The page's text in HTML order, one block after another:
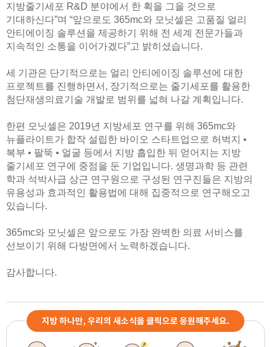
지방줄기세포 R&D 분야에서 한 획을 그을 것으로
기대하신다”며 “앞으로도 365mc와 모닛셀은 고품질 얼리
안티에이징 솔루션을 제공하기 위해 전 세계 전문가들과
지속적인 소통을 이어가겠다”고 밝히셨습니다.
세 기관은 단기적으로는 얼리 안티에이징 솔루션에 대한
프로젝트를 진행하면서, 장기적으로는 줄기세포를 활용한
첨단재생의료기술 개발로 범위를 넓혀 나갈 계획입니다.
한편 모닛셀은 2019년 지방세포 연구를 위해 365mc와
뉴플라이트가 합작 설립한 바이오 스타트업으로 허벅지 •
복부 • 팔뚝 • 얼굴 등에서 지방 흡입한 뒤 얻어지는 지방
줄기세포 연구에 중점을 둔 기업입니다. 생명과학 등 관련
학과 석박사급 상근 연구원으로 구성된 연구진들은 지방의
유용성과 효과적인 활용법에 대해 집중적으로 연구해오고
있습니다.
365mc와 모닛셀은 앞으로도 가장 완벽한 의료 서비스를
선보이기 위해 다방면에서 노력하겠습니다.
감사합니다.
지방 하나만, 우리의 새소식을 클릭으로 응원해주세요.